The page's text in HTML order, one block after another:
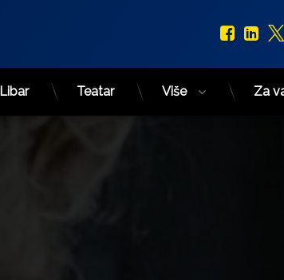
Libar Teatar Više Za